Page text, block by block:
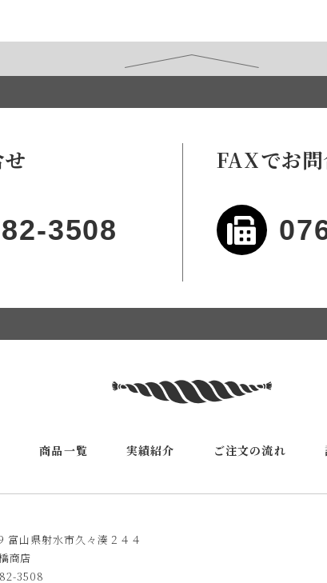
3508
FAXでお問
商品一覧 実績紹介 ご注文の流れ
富山県射水市久々湊２４４
商店
3508